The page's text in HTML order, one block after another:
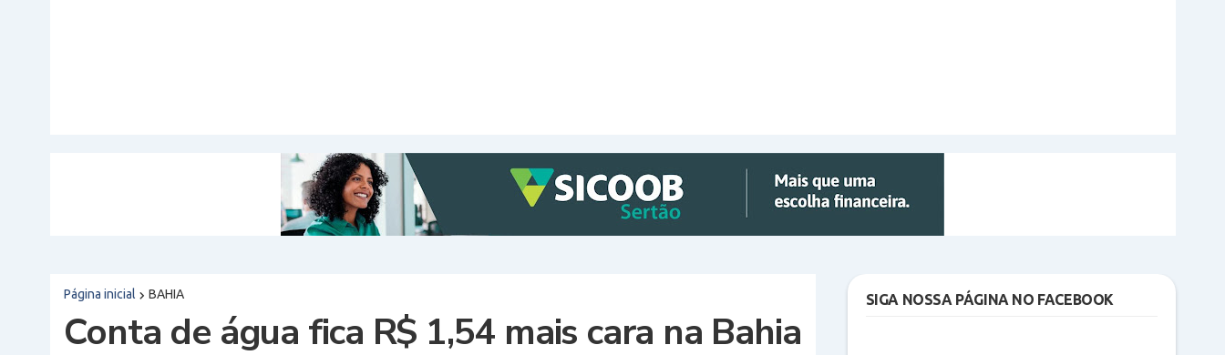
Página inicial BAHIA
Conta de água fica R$ 1,54 mais cara na Bahia
SIGA NOSSA PÁGINA NO FACEBOOK